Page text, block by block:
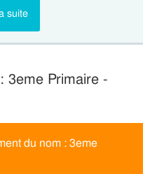
suite
3eme Primaire -
du nom : 3eme